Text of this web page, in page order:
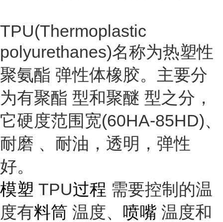
TPU(Thermoplastic
polyurethanes)名称为热塑性
聚氨酯 弹性体橡胶。主要分
为有聚酯 型和聚醚 型之分，
它硬度范围宽(60HA-85HD)、
耐磨 、耐油，透明， 弹性
好。
模塑 TPU过程 需要控制的温
度有料筒 温度、 喷嘴 温度和